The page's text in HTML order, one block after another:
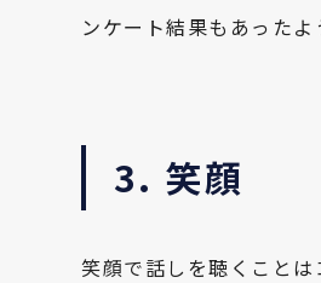
ンケート結果もあったよ
3. 笑顔
笑顔で話しを聴くことは